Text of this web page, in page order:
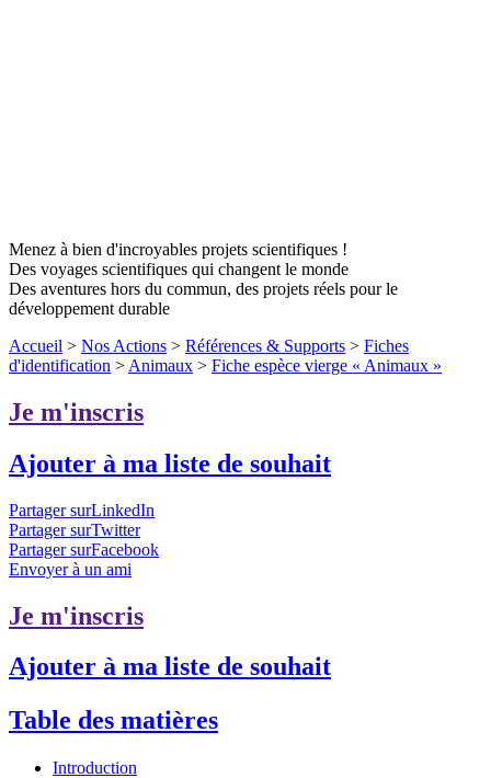
Menez à bien d'incroyables projets scientifiques !
Des voyages scientifiques qui changent le monde
Des aventures hors du commun, des projets réels pour le
développement durable
Accueil > Nos Actions > Références & Supports > Fiches
d'identification > Animaux > Fiche espèce vierge « Animaux »
Je m'inscris
Ajouter à ma liste de souhait
Partager surLinkedIn
Partager surTwitter
Partager surFacebook
Envoyer à un ami
Je m'inscris
Ajouter à ma liste de souhait
Table des matières
Introduction